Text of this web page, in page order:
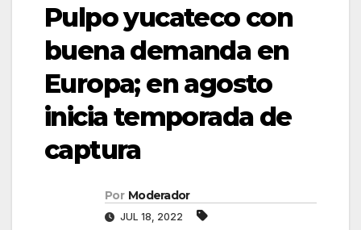
Pulpo yucateco con
buena demanda en
Europa; en agosto
inicia temporada de
captura
Por Moderador
JUL 18, 2022